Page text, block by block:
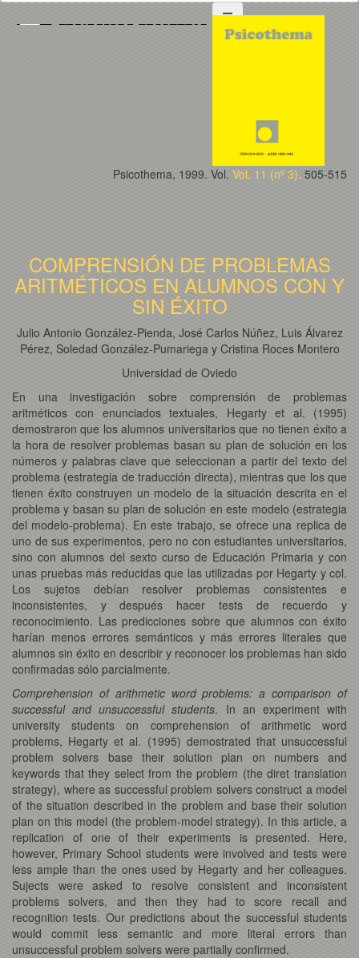
Psicothema, 1999. Vol. Vol. 11 (nº 3). 505-515
COMPRENSIÓN DE PROBLEMAS
ARITMÉTICOS EN ALUMNOS CON Y
SIN ÉXITO
Julio Antonio González-Pienda, José Carlos Núñez, Luis Álvarez
Pérez, Soledad González-Pumariega y Cristina Roces Montero
Universidad de Oviedo
En una investigación sobre comprensión de problemas
aritméticos con enunciados textuales, Hegarty et al. (1995)
demostraron que los alumnos universitarios que no tienen éxito a
la hora de resolver problemas basan su plan de solución en los
números y palabras clave que seleccionan a partir del texto del
problema (estrategia de traducción directa), mientras que los que
tienen éxito construyen un modelo de la situación descrita en el
problema y basan su plan de solución en este modelo (estrategia
del modelo-problema). En este trabajo, se ofrece una replica de
uno de sus experimentos, pero no con estudiantes universitarios,
sino con alumnos del sexto curso de Educación Primaria y con
unas pruebas más reducidas que las utilizadas por Hegarty y col.
Los sujetos debían resolver problemas consistentes e
inconsistentes, y después hacer tests de recuerdo y
reconocimiento. Las predicciones sobre que alumnos con éxito
harían menos errores semánticos y más errores literales que
alumnos sin éxito en describir y reconocer los problemas han sido
confirmadas sólo parcialmente.
Comprehension of arithmetic word problems: a comparison of
successful and unsuccessful students. In an experiment with
university students on comprehension of arithmetic word
problems, Hegarty et al. (1995) demostrated that unsuccessful
problem solvers base their solution plan on numbers and
keywords that they select from the problem (the diret translation
strategy), where as successful problem solvers construct a model
of the situation described in the problem and base their solution
plan on this model (the problem-model strategy). In this article, a
replication of one of their experiments is presented. Here,
however, Primary School students were involved and tests were
less ample than the ones used by Hegarty and her colleagues.
Sujects were asked to resolve consistent and inconsistent
problems solvers, and then they had to score recall and
recognition tests. Our predictions about the successful students
would commit less semantic and more literal errors than
unsuccessful problem solvers were partially confirmed.